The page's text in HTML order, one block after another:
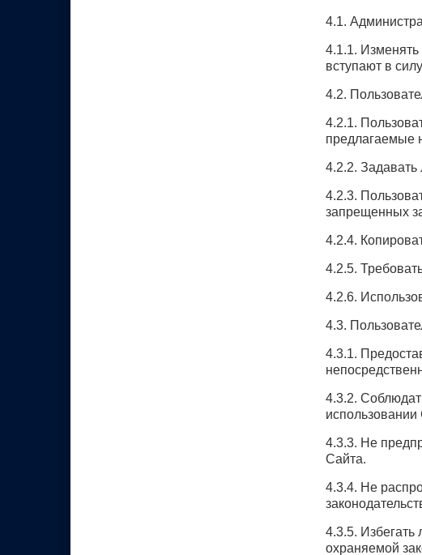
4.1.
4.1.1.
вступают в
4.2.
4.2.1.
предлагаемые
4.2.2.
4.2.3.
запрещенных
4.2.4.
4.2.5.
4.2.6.
4.3.
4.3.1.
4.3.2.
использовании
4.3.3. Не
Сайта.
4.3.4. Не
4.3.5.
охраняемой